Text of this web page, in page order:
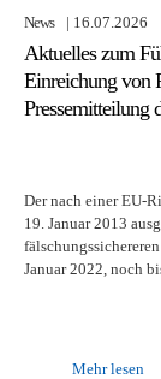
News | 16.07.2026
Aktuelles zum
Einreichung von
Pressemitteilung
Der nach einer EU-
19. Januar 2013
Januar 2022, noch
Mehr lesen